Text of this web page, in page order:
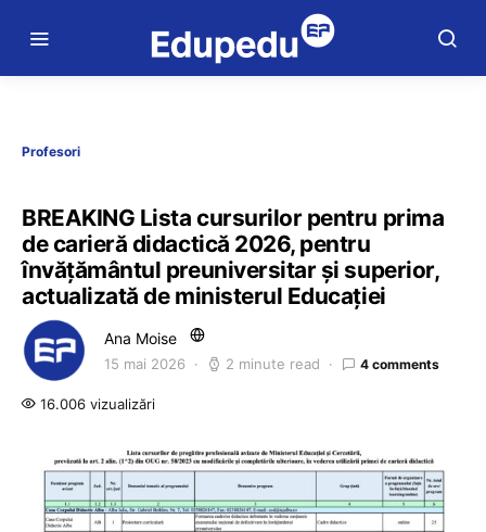
Profesori
BREAKING Lista cursurilor pentru prima
de carieră didactică 2026, pentru
învățământul preuniversitar și superior,
actualizată de ministerul Educației
Ana Moise
15 mai 2026 2 minute read 4 comments
16.006 vizualizări